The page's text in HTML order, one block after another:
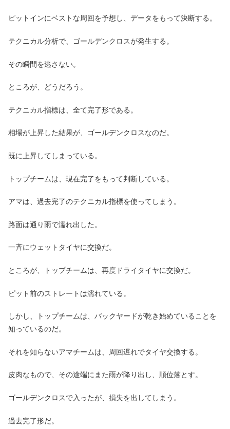
ピットインにベストな周回を予想し、データをもって決断する。
テクニカル分析で、ゴールデンクロスが発生する。
その瞬間を逃さない。
ところが、どうだろう。
テクニカル指標は、全て完了形である。
相場が上昇した結果が、ゴールデンクロスなのだ。
既に上昇してしまっている。
トップチームは、現在完了をもって判断している。
アマは、過去完了のテクニカル指標を使ってしまう。
路面は通り雨で濡れ出した。
一斉にウェットタイヤに交換だ。
ところが、トップチームは、再度ドライタイヤに交換だ。
ピット前のストレートは濡れている。
しかし、トップチームは、バックヤードが乾き始めていることを
知っているのだ。
それを知らないアマチームは、周回遅れでタイヤ交換する。
皮肉なもので、その途端にまた雨が降り出し、順位落とす。
ゴールデンクロスで入ったが、損失を出してしまう。
過去完了形だ。